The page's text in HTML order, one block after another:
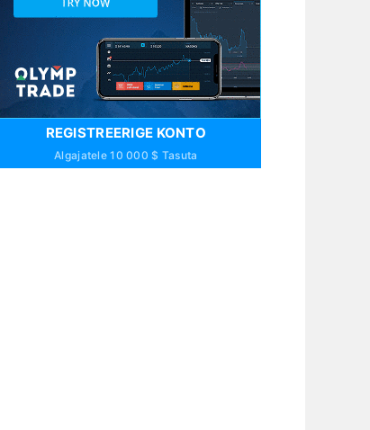
REGISTREERIGE KONTO
Algajatele 10 000 $ Tasuta